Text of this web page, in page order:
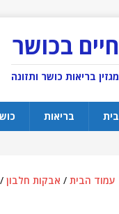
חיים בכושר
מגזין בריאות כושר ותזונה
בית בריאות
עמוד הבית / אבקות חלבון /